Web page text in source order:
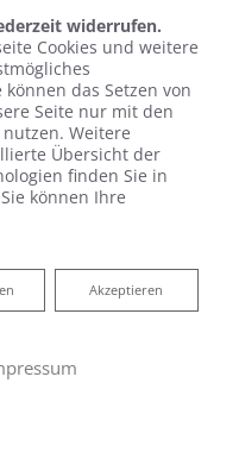
widerrufen.
Cookies und weitere
das Setzen von
Seite nur mit den
Weitere
Übersicht der
finden Sie in
können Ihre
Akzeptieren